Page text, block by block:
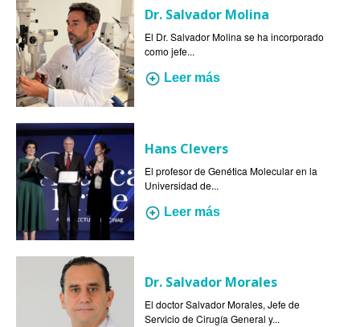
Dr. Salvador Molina
El Dr. Salvador Molina se ha incorporado
como jefe...
Leer más
Hans Clevers
El profesor de Genética Molecular en la
Universidad de...
Leer más
Dr. Salvador Morales
El doctor Salvador Morales, Jefe de
Servicio de Cirugía General y...